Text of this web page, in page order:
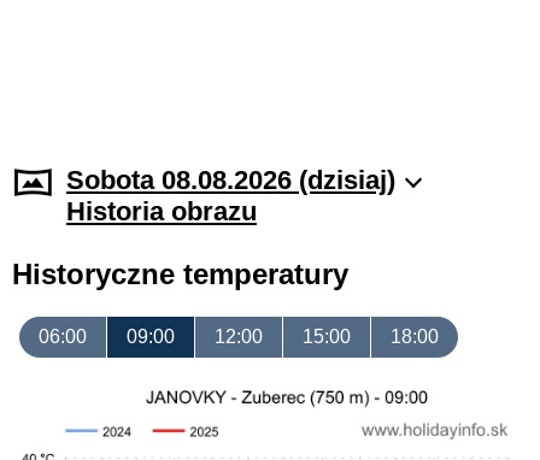
Sobota 08.08.2026 (dzisiaj)
Historia obrazu
Historyczne temperatury
06:00 09:00 12:00 15:00 18:00